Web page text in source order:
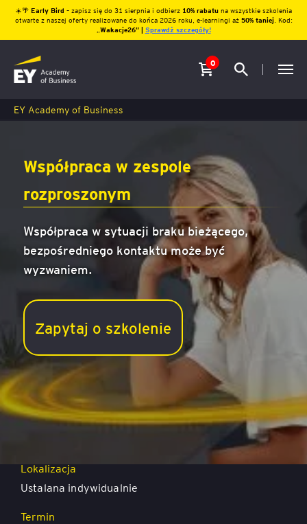
☀️🌴 Early Bird – zapisz się do 31 sierpnia i odbierz10% rabatu na wszystkie szkolenia
otwarte z naszej oferty realizowane do końca 2026 roku, e-learningi aż 50% taniej. Kod:
Wakacje26″ | Sprawdź szczegóły!
0
EY Academy of Business
Współpraca w zespole
rozproszonym
Współpraca w sytuacji braku bieżącego,
bezpośredniego kontaktu może być
wyzwaniem.
Zapytaj o szkolenie
Lokalizacja
Ustalana indywidualnie
Termin